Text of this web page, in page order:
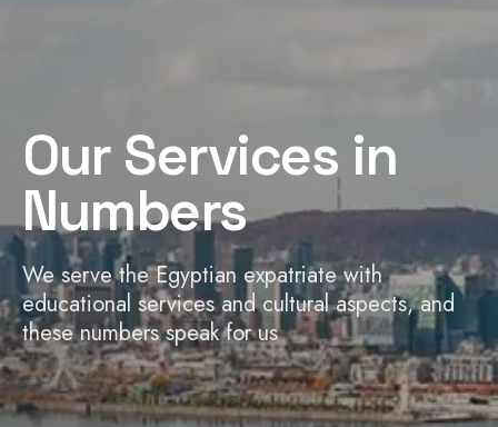
Our Services in
Numbers
We serve the Egyptian expatriate with
educational services and cultural aspects, and
these numbers speak for us